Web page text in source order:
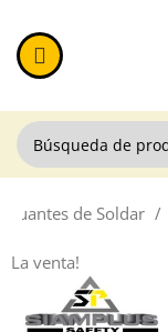
Guantes de Soldar
La venta!